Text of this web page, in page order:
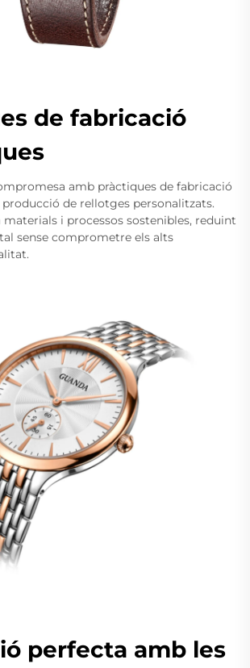
de fabricació
amb pràctiques de fabricació
de rellotges personalitzats.
i processos sostenibles, reduint
sense comprometre els alts
perfecta amb les